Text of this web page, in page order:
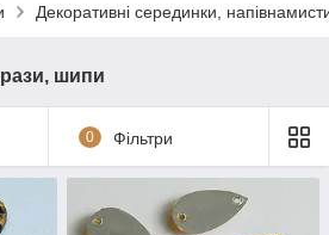
Декоративні серединки,
шипи
0 Фільтри